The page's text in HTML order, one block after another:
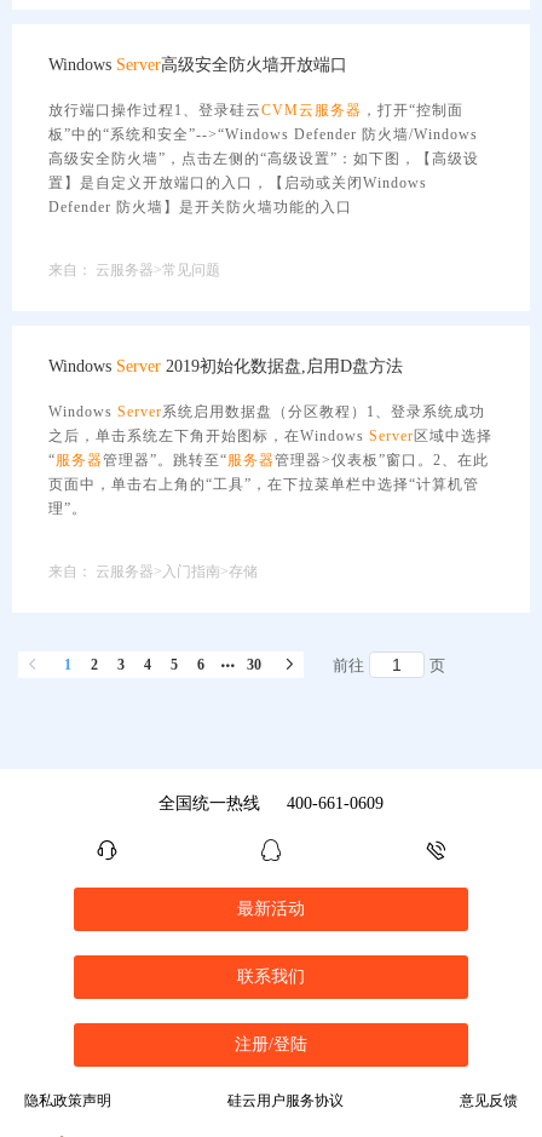
Windows Server高级安全防火墙开放端口
放行端口操作过程1、登录硅云CVM云服务器 ，打开“控制面
板”中的“系统和安全”-->“Windows Defender 防火墙/Windows
高级安全防火墙”，点击左侧的“高级设置”：如下图，【高级设
置】是自定义开放端口的入口，【启动或关闭Windows
Defender 防火墙】是开关防火墙功能的入口
来自： 云服务器>常见问题
Windows Server 2019初始化数据盘,启用D盘方法
Windows Server系统启用数据盘（分区教程）1、登录系统成功
之后，单击系统左下角开始图标，在Windows Server 区域中选择
“服务器管理器”。跳转至“服务器管理器>仪表板”窗口。2、在此
页面中，单击右上角的“工具”，在下拉菜单栏中选择“计算机管
理”。
来自： 云服务器>入门指南>存储
1 2 3 4 5 6 30 前往 页
全国统一热线 400-661-0609
最新活动
联系我们
注册/登陆
隐私政策声明 硅云用户服务协议 意见反馈